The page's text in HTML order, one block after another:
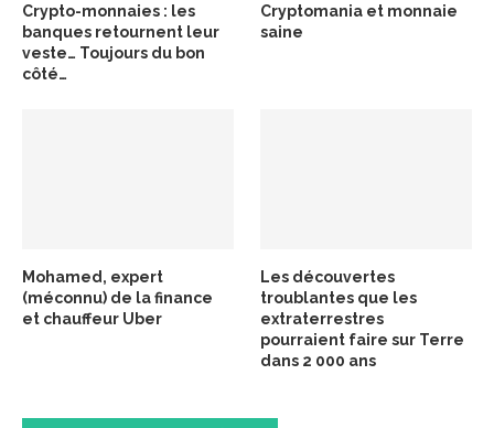
Crypto-monnaies : les
banques retournent leur
veste… Toujours du bon
côté…
Cryptomania et monnaie
saine
Mohamed, expert
(méconnu) de la finance
et chauffeur Uber
Les découvertes
troublantes que les
extraterrestres
pourraient faire sur Terre
dans 2 000 ans